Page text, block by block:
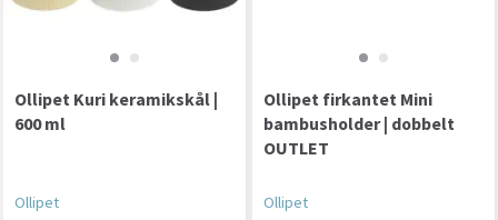
Ollipet Kuri keramikskål |
600 ml
Ollipet
Ollipet firkantet Mini
bambusholder | dobbelt
OUTLET
Ollipet